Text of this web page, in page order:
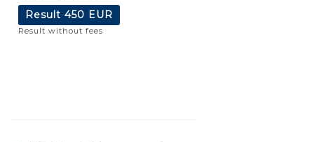
Result 450 EUR
Result without fees